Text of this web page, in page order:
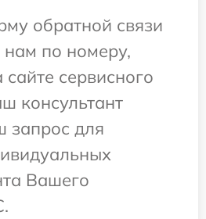
обратной связи
нам по номеру,
сервисного
консультант
запрос для
Вашего